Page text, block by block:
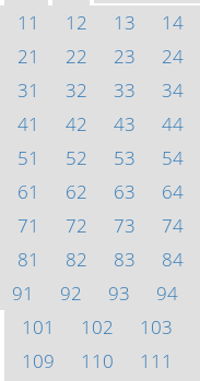
11
12 13 14
21
22 23 24
31
32 33 34
41
42 43 44
51
52 53 54
61
62 63 64
71
72 73 74
81
82 83 84
91
92 93 94
101
102 103
109
110 111